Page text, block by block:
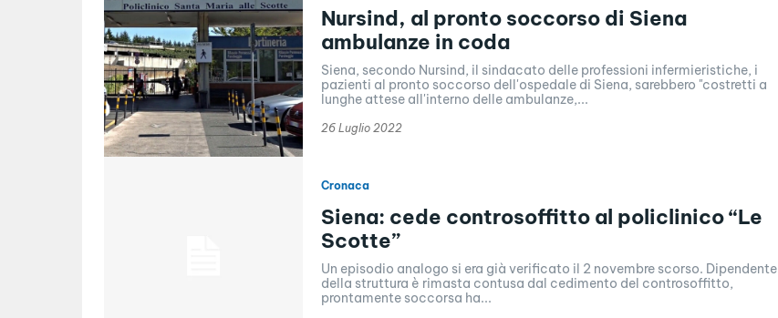
Nursind, al pronto soccorso di Siena
ambulanze in coda
Siena, secondo Nursind, il sindacato delle professioni infermieristiche, i
pazienti al pronto soccorso dell'ospedale di Siena, sarebbero "costretti a
lunghe attese all'interno delle ambulanze,...
26 Luglio 2022
Cronaca
Siena: cede controsoffitto al policlinico “Le
Scotte”
Un episodio analogo si era già verificato il 2 novembre scorso. Dipendente
della struttura è rimasta contusa dal cedimento del controsoffitto,
prontamente soccorsa ha...